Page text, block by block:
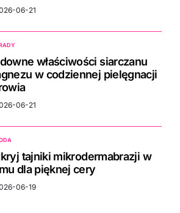
06-21
właściwości siarczanu
w codziennej pielęgnacji
06-21
tajniki mikrodermabrazji w
dla pięknej cery
06-19